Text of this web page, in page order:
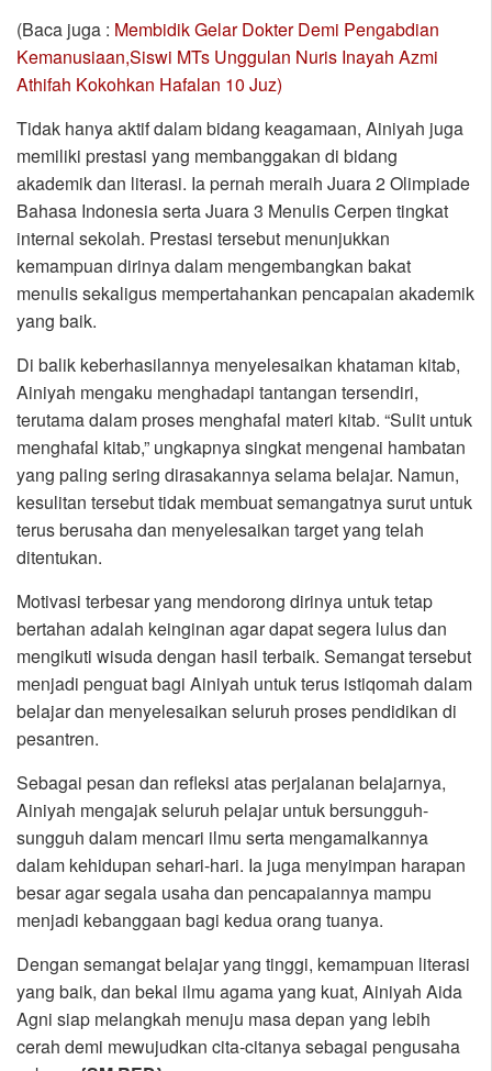
(Baca juga : Membidik Gelar Dokter Demi Pengabdian
Kemanusiaan,Siswi MTs Unggulan Nuris Inayah Azmi
Athifah Kokohkan Hafalan 10 Juz)
Tidak hanya aktif dalam bidang keagamaan, Ainiyah juga
memiliki prestasi yang membanggakan di bidang
akademik dan literasi. Ia pernah meraih Juara 2 Olimpiade
Bahasa Indonesia serta Juara 3 Menulis Cerpen tingkat
internal sekolah. Prestasi tersebut menunjukkan
kemampuan dirinya dalam mengembangkan bakat
menulis sekaligus mempertahankan pencapaian akademik
yang baik.
Di balik keberhasilannya menyelesaikan khataman kitab,
Ainiyah mengaku menghadapi tantangan tersendiri,
terutama dalam proses menghafal materi kitab. “Sulit untuk
menghafal kitab,” ungkapnya singkat mengenai hambatan
yang paling sering dirasakannya selama belajar. Namun,
kesulitan tersebut tidak membuat semangatnya surut untuk
terus berusaha dan menyelesaikan target yang telah
ditentukan.
Motivasi terbesar yang mendorong dirinya untuk tetap
bertahan adalah keinginan agar dapat segera lulus dan
mengikuti wisuda dengan hasil terbaik. Semangat tersebut
menjadi penguat bagi Ainiyah untuk terus istiqomah dalam
belajar dan menyelesaikan seluruh proses pendidikan di
pesantren.
Sebagai pesan dan refleksi atas perjalanan belajarnya,
Ainiyah mengajak seluruh pelajar untuk bersungguh-
sungguh dalam mencari ilmu serta mengamalkannya
dalam kehidupan sehari-hari. Ia juga menyimpan harapan
besar agar segala usaha dan pencapaiannya mampu
menjadi kebanggaan bagi kedua orang tuanya.
Dengan semangat belajar yang tinggi, kemampuan literasi
yang baik, dan bekal ilmu agama yang kuat, Ainiyah Aida
Agni siap melangkah menuju masa depan yang lebih
cerah demi mewujudkan cita-citanya sebagai pengusaha